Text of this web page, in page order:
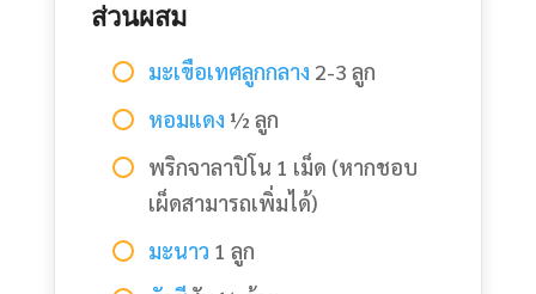
ส่วนผสม
มะเขือเทศลูกกลาง 2-3 ลูก
หอมแดง ½ ลูก
พริกจาลาปิโน 1 เม็ด (หากชอบ
เผ็ดสามารถเพิ่มได้)
มะนาว 1 ลูก